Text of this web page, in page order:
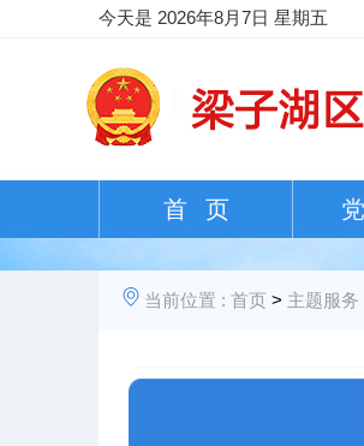
今天是 2026年8月7日 星期五
首 页
当前位置 : 首页 > 主题服务